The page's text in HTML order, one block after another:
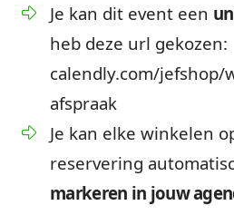
Je kan dit event een
heb deze url gekozen:
calendly.com/jefshop/
afspraak
Je kan elke winkelen
reservering
markeren in jouw